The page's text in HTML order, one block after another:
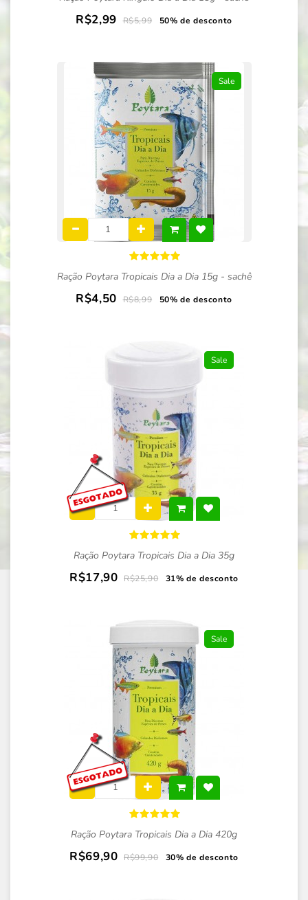
R$2,99 R$5,99 50% de desconto
Sale
Ração Poytara Tropicais Dia a Dia 15g - sachê
R$4,50 R$8,99 50% de desconto
Sale
Ração Poytara Tropicais Dia a Dia 35g
R$17,90 R$25,90 31% de desconto
Sale
Ração Poytara Tropicais Dia a Dia 420g
R$69,90 R$99,90 30% de desconto